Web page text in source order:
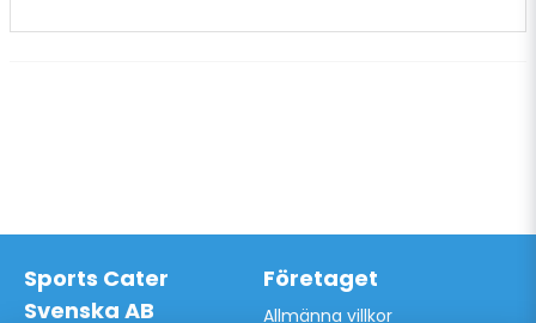
Sports Cater
Svenska AB
Företaget
Allmänna villkor